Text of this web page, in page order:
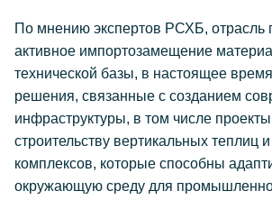
По мнению экспертов РСХБ, отрасль
активное импортозамещение
технической базы, в настоящее
решения, связанные с созданием
инфраструктуры, в том числе
строительству вертикальных теплиц
комплексов, которые способны
окружающую среду для